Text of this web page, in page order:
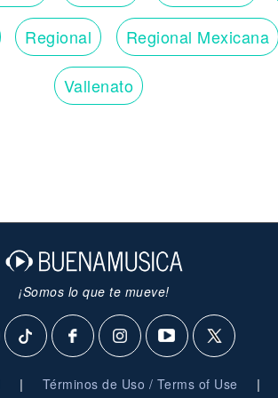
Regional Regional Mexicana
Vallenato
¡Somos lo que te mueve!
| Términos de Uso / Terms of Use |